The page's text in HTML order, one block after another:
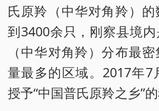
氏原羚（中华对角羚）的
到3400余只，刚察县境
（中华对角羚）分布最
量最多的区域。2017年7
授予“中国普氏原羚之乡”的